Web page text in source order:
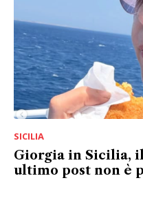
SICILIA
Giorgia in Sicilia,
ultimo post non è